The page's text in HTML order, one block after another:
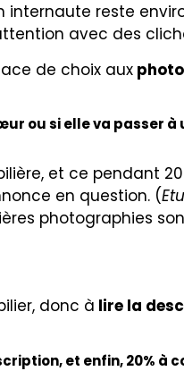
internaute reste
avec des
de choix aux
ou si elle va passer à
et ce pendant
en question. (
photographies
donc à lire la
et enfin, 20% à